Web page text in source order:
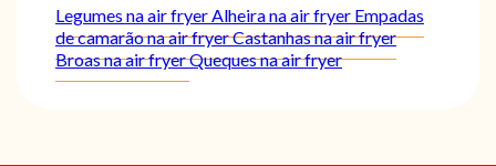
Legumes na air fryerAlheira na air fryer Empadas
de camarão na air fryerCastanhas na air fryer
Broas na air fryerQueques na air fryer